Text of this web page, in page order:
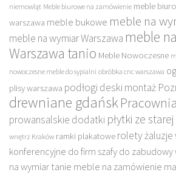
niemowląt Meble biurowe na zamówienie meble
warszawa meble bukowe meble na
meble na wymiar Warszawa meble
Warszawa tanio Meble Nowoczesne
nowoczesne meble do sypialni obróbka cnc warszawa
plisy warszawa podłogi deski montaż
drewniane gdańsk
prowansalskie dodatki płytki ze starej
wnętrz Kraków ramki plakatowe rolety żaluzje
konferencyjne do firm szafy do zabudowy
na wymiar tanie meble na zamówienie